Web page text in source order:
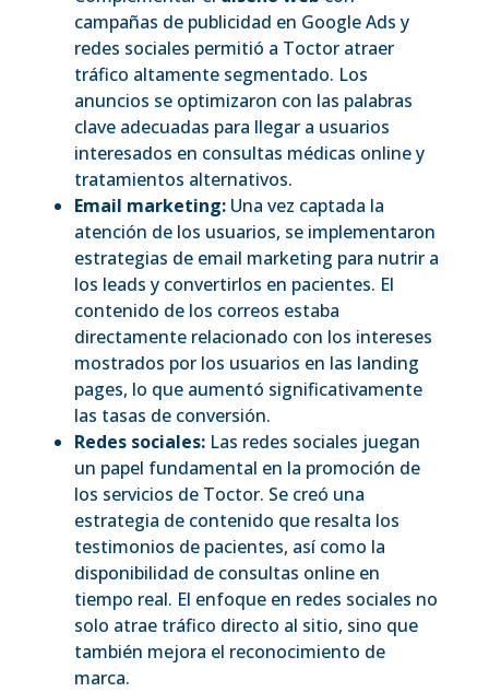
campañas de publicidad en Google Ads y
redes sociales permitió a Toctor atraer
tráfico altamente segmentado. Los
anuncios se optimizaron con las palabras
clave adecuadas para llegar a usuarios
interesados en consultas médicas online y
tratamientos alternativos.
Email marketing: Una vez captada la
atención de los usuarios, se implementaron
estrategias de email marketing para nutrir a
los leads y convertirlos en pacientes. El
contenido de los correos estaba
directamente relacionado con los intereses
mostrados por los usuarios en las landing
pages, lo que aumentó significativamente
las tasas de conversión.
Redes sociales: Las redes sociales juegan
un papel fundamental en la promoción de
los servicios de Toctor. Se creó una
estrategia de contenido que resalta los
testimonios de pacientes, así como la
disponibilidad de consultas online en
tiempo real. El enfoque en redes sociales no
solo atrae tráfico directo al sitio, sino que
también mejora el reconocimiento de
marca.